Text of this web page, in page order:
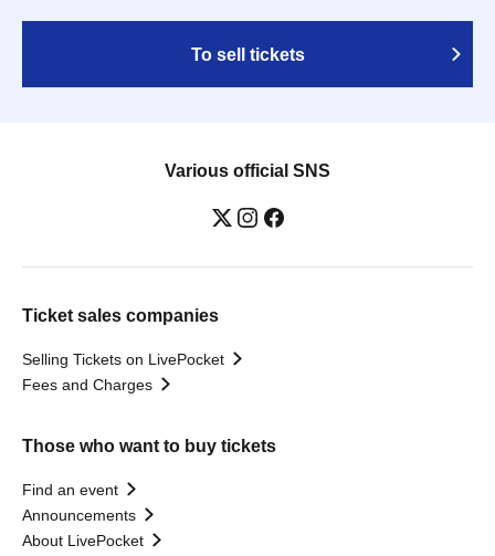
To sell tickets
Various official SNS
Ticket sales companies
Selling Tickets on LivePocket
Fees and Charges
Those who want to buy tickets
Find an event
Announcements
About LivePocket